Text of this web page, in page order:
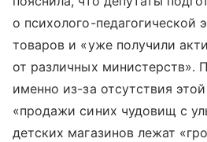
о психолого-педагогической
товаров и «уже получили
от различных министерств».
именно из-за отсутствия
«продажи синих чудовищ с
детских магазинов лежат